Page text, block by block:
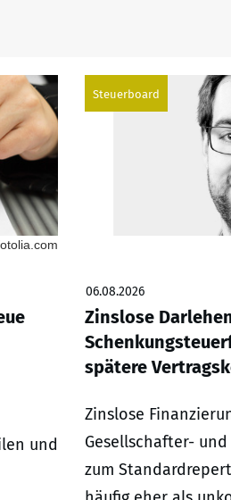
und
Steuerboard
06.08.2026
Zinslose
spätere
Zinslose
Gesellschafter-
zum